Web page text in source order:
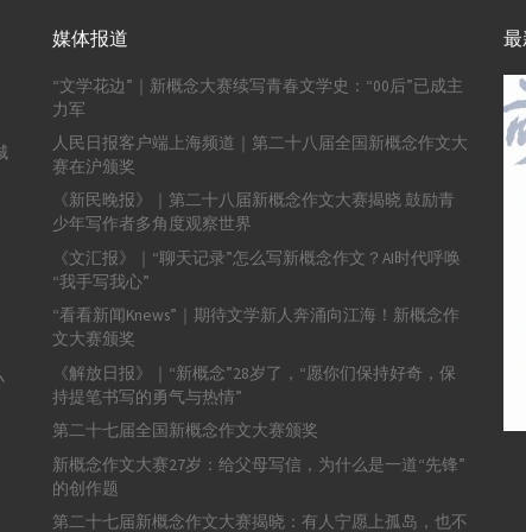
媒体报道
“文学花边”｜新概念大赛续写青春文学史：“00后”已成主
力军
人民日报客户端上海频道｜第二十八届全国新概念作文大
赛在沪颁奖
《新民晚报》｜第二十八届新概念作文大赛揭晓 鼓励青
少年写作者多角度观察世界
《文汇报》｜“聊天记录”怎么写新概念作文？AI时代呼唤
“我手写我心”
“看看新闻Knews”｜期待文学新人奔涌向江海！新概念作
文大赛颁奖
《解放日报》｜“新概念”28岁了，“愿你们保持好奇，保
持提笔书写的勇气与热情”
第二十七届全国新概念作文大赛颁奖
新概念作文大赛27岁：给父母写信，为什么是一道“先锋”
的创作题
第二十七届新概念作文大赛揭晓：有人宁愿上孤岛，也不